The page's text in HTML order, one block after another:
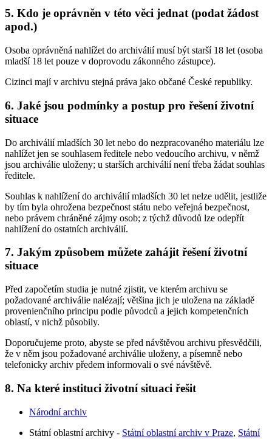
5. Kdo je oprávněn v této věci jednat (podat žádost
apod.)
Osoba oprávněná nahlížet do archiválií musí být starší 18 let (osoba
mladší 18 let pouze v doprovodu zákonného zástupce).
Cizinci mají v archivu stejná práva jako občané České republiky.
6. Jaké jsou podmínky a postup pro řešení životní
situace
Do archiválií mladších 30 let nebo do nezpracovaného materiálu lze
nahlížet jen se souhlasem ředitele nebo vedoucího archivu, v němž
jsou archiválie uloženy; u starších archiválií není třeba žádat souhlas
ředitele.
Souhlas k nahlížení do archiválií mladších 30 let nelze udělit, jestliže
by tím byla ohrožena bezpečnost státu nebo veřejná bezpečnost,
nebo právem chráněné zájmy osob; z týchž důvodů lze odepřít
nahlížení do ostatních archiválií.
7. Jakým způsobem můžete zahájit řešení životní
situace
Před započetím studia je nutné zjistit, ve kterém archivu se
požadované archiválie nalézají; většina jich je uložena na základě
provenienčního principu podle původců a jejich kompetenčních
oblastí, v nichž působily.
Doporučujeme proto, abyste se před návštěvou archivu přesvědčili,
že v něm jsou požadované archiválie uloženy, a písemně nebo
telefonicky archiv předem informovali o své návštěvě.
8. Na které instituci životní situaci řešit
Národní archiv
Státní oblastní archivy - Státní oblastní archiv v Praze, Státní